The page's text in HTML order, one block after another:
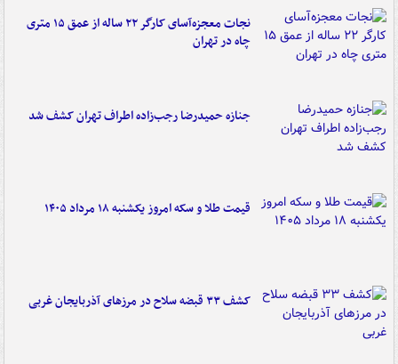
نجات معجزه‌آسای کارگر ۲۲ ساله از عمق ۱۵ متری
چاه در تهران
جنازه حمیدرضا رجب‌زاده اطراف تهران کشف شد
قیمت طلا و سکه امروز یکشنبه ۱۸ مرداد ۱۴۰۵
کشف ۳۳ قبضه سلاح در مرزهای آذربایجان غربی